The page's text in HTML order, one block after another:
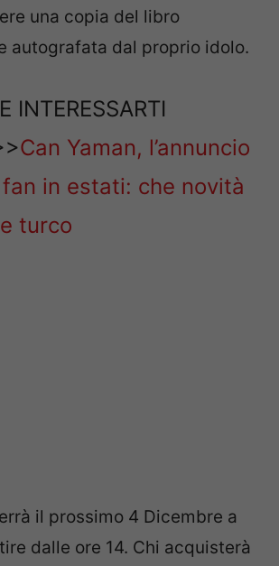
una copia del libro
autografata dal proprio idolo.
INTERESSARTI
Can Yaman, l’annuncio
in estati: che novità
turco
il prossimo 4 Dicembre a
dalle ore 14. Chi acquisterà